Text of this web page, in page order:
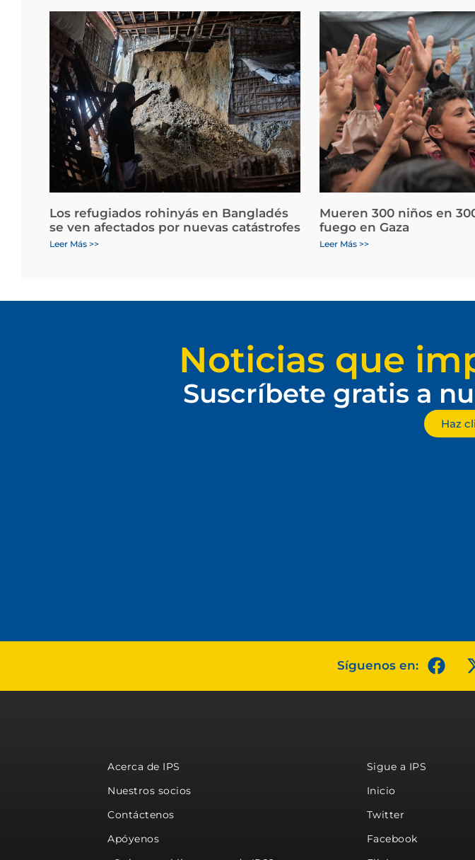
Los refugiados rohinyás en Bangladés
se ven afectados por nuevas catástrofes
Leer Más >>
Mueren 300 niños en
fuego en Gaza
Leer Más >>
Noticias que
Suscríbete gratis a
Haz
Síguenos en:
Acerca de IPS
Nuestros socios
Contáctenos
Apóyenos
Sigue a IPS
Inicio
Twitter
Facebook